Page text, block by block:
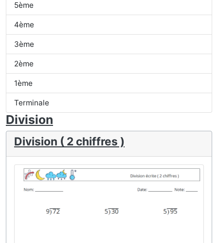
5ème
4ème
3ème
2ème
1ème
Terminale
Division
Division ( 2 chiffres )